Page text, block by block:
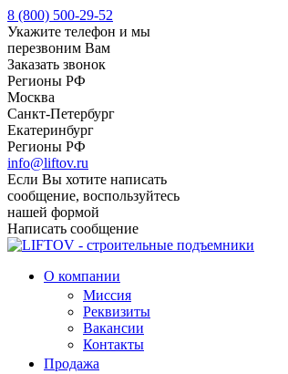
8 (800) 500-29-52
Укажите телефон и мы
перезвоним Вам
Заказать звонок
Регионы РФ
Москва
Санкт-Петербург
Екатеринбург
Регионы РФ
info@liftov.ru
Если Вы хотите написать
сообщение, воспользуйтесь
нашей формой
Написать сообщение
О компании
Миссия
Реквизиты
Вакансии
Контакты
Продажа